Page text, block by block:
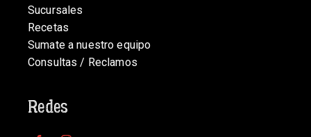
Sucursales
Recetas
Sumate a nuestro equipo
Consultas / Reclamos
Redes